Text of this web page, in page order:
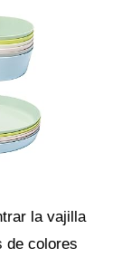
la vajilla
de colores